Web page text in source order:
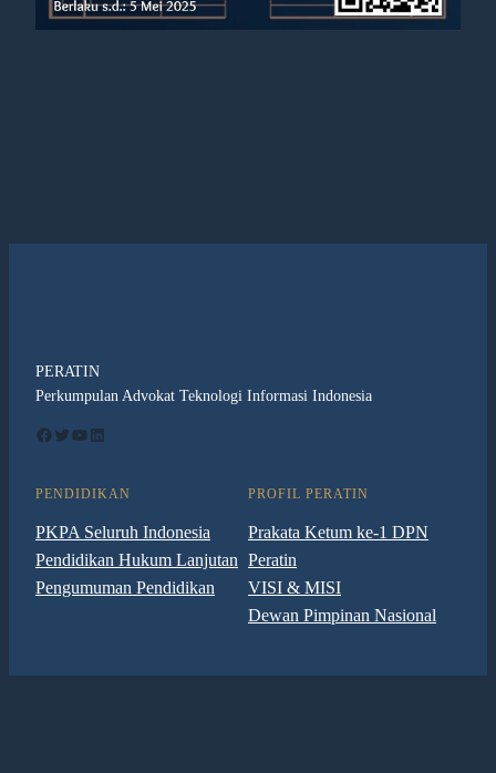
PERATIN
Perkumpulan Advokat Teknologi Informasi Indonesia
Facebook Twitter YouTube LinkedIn
PENDIDIKAN
PKPA Seluruh Indonesia
Pendidikan Hukum Lanjutan
Pengumuman Pendidikan
PROFIL PERATIN
Prakata Ketum ke-1 DPN
Peratin
VISI & MISI
Dewan Pimpinan Nasional